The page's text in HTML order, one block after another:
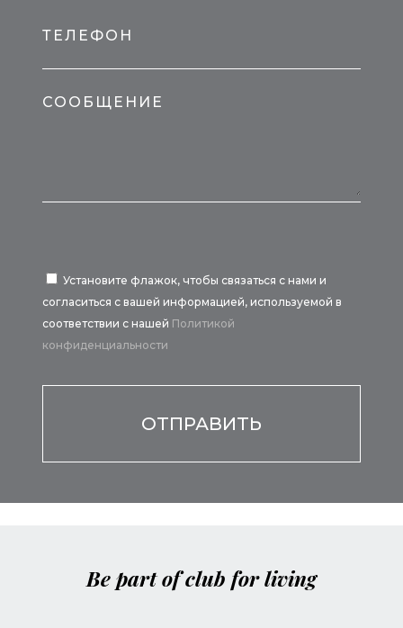
ТЕЛЕФОН
СООБЩЕНИЕ
Установите флажок, чтобы связаться с нами и
согласиться с вашей информацией, используемой в
соответствии с нашей Политикой
конфиденциальности
Be part of club for living